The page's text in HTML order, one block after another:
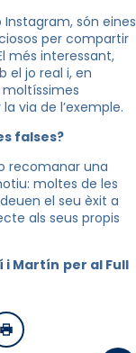
Instagram, són eines
per compartir
més interessant,
el jo real i, en
via de l’exemple.
falses?
recomanar una
moltes de les
el seu èxit a
als seus propis
i Martín per al Full
Imprimir